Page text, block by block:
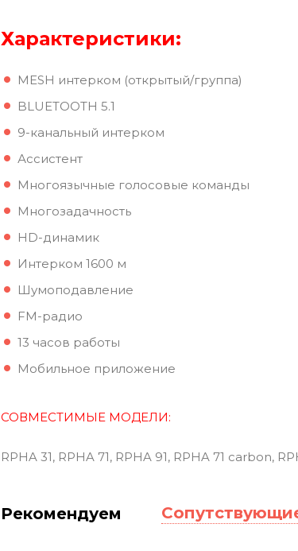
Характеристики:
MESH интерком (открытый/группа)
BLUETOOTH 5.1
9-канальный интерком
Ассистент
Многоязычные голосовые команды
Многозадачность
HD-динамик
Интерком 1600 м
Шумоподавление
FM-радио
13 часов работы
Мобильное приложение
СОВМЕСТИМЫЕ МОДЕЛИ:
RPHA 31, RPHA 71, RPHA 91, RPHA 71 carbon,
Рекомендуем